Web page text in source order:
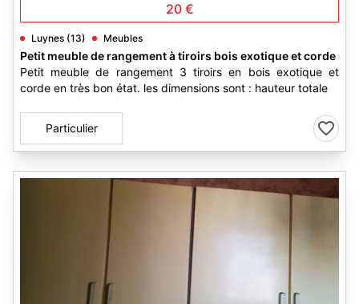
20 €
Luynes (13) Meubles
Petit meuble de rangement à tiroirs bois exotique et corde
Petit meuble de rangement 3 tiroirs en bois exotique et
corde en très bon état. les dimensions sont : hauteur totale
Particulier